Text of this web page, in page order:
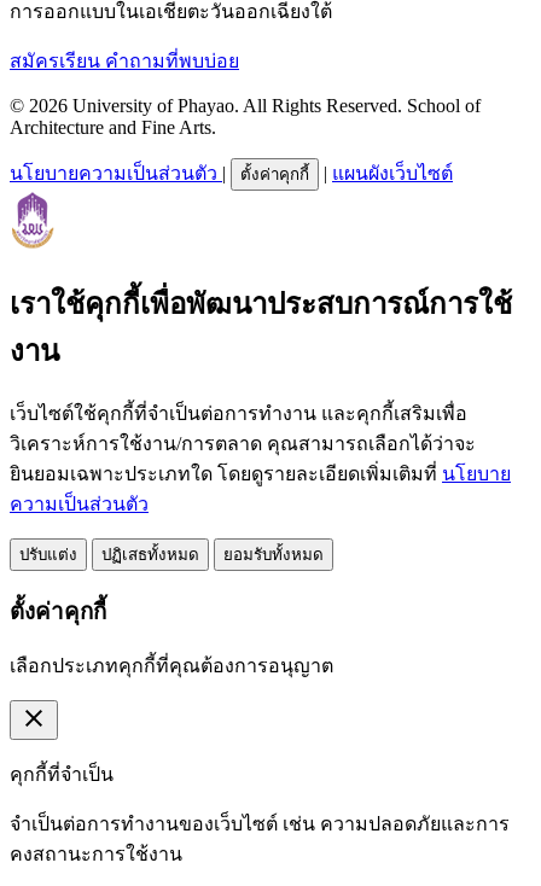
การออกแบบในเอเชียตะวันออกเฉียงใต้
สมัครเรียน คำถามที่พบบ่อย
© 2026 University of Phayao. All Rights Reserved. School of
Architecture and Fine Arts.
นโยบายความเป็นส่วนตัว | ตั้งค่าคุกกี้ | แผนผังเว็บไซต์
เราใช้คุกกี้เพื่อพัฒนาประสบการณ์การใช้
งาน
เว็บไซต์ใช้คุกกี้ที่จำเป็นต่อการทำงาน และคุกกี้เสริมเพื่อ
วิเคราะห์การใช้งาน/การตลาด คุณสามารถเลือกได้ว่าจะ
ยินยอมเฉพาะประเภทใด โดยดูรายละเอียดเพิ่มเติมที่ นโยบาย
ความเป็นส่วนตัว
ปรับแต่ง ปฏิเสธทั้งหมด ยอมรับทั้งหมด
ตั้งค่าคุกกี้
เลือกประเภทคุกกี้ที่คุณต้องการอนุญาต
close
คุกกี้ที่จำเป็น
จำเป็นต่อการทำงานของเว็บไซต์ เช่น ความปลอดภัยและการ
คงสถานะการใช้งาน